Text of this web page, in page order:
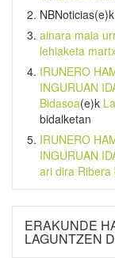
NBNoticias(e)k
ainara maia
lehiaketa
IRUNERO
INGURUAN
Bidasoa(e)k
bidalketan
IRUNERO
INGURUAN
ari dira
ERAKUNDE
LAGUNTZEN